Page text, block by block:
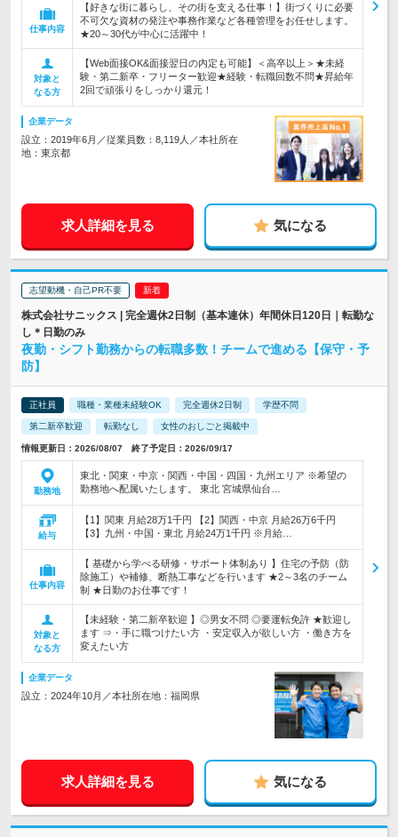
仕事内容
【好きな街に暮らし、その街を支える仕事！】街づくりに必要
不可欠な資材の発注や事務作業など各種管理をお任せします。
★20～30代が中心に活躍中！
対象と
なる方
【Web面接OK&面接翌日の内定も可能】＜高卒以上＞★未経
験・第二新卒・フリーター歓迎★経験・転職回数不問★昇給年
2回で頑張りをしっかり還元！
企業データ
設立：2019年6月／従業員数：8,119人／本社所在
地：東京都
求人詳細を見る 気になる
志望動機・自己PR不要
株式会社サニックス | 完全週休2日制（基本連休）年間休日120日｜転勤な
し＊日勤のみ
夜勤・シフト勤務からの転職多数！チームで進める【保守・予
防】
正社員 職種・業種未経験OK 完全週休2日制 学歴不問
第二新卒歓迎 転勤なし 女性のおしごと掲載中
情報更新日：2026/08/07 終了予定日：2026/09/17
勤務地
東北・関東・中京・関西・中国・四国・九州エリア ※希望の
勤務地へ配属いたします。 東北 宮城県仙台…
給与
【1】関東 月給28万1千円 【2】関西・中京 月給26万6千円
【3】九州・中国・東北 月給24万1千円 ※月給…
仕事内容
【 基礎から学べる研修・サポート体制あり 】住宅の予防（防
除施工）や補修、断熱工事などを行います ★2～3名のチーム
制 ★日勤のお仕事です！
対象と
なる方
【未経験・第二新卒歓迎 】◎男女不問 ◎要運転免許 ★歓迎し
ます ⇒・手に職つけたい方 ・安定収入が欲しい方 ・働き方を
変えたい方
企業データ
設立：2024年10月／本社所在地：福岡県
求人詳細を見る 気になる